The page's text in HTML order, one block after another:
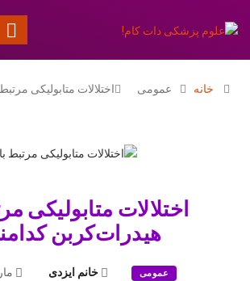
خانه عمومی اختلالات متابولیکی
اختلالات متابولیکی
هیدرات‌کربن
عمومی خانم ایزدی مارس